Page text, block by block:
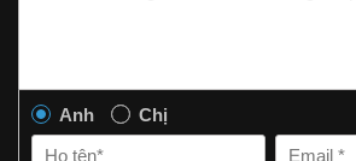
Anh Chị